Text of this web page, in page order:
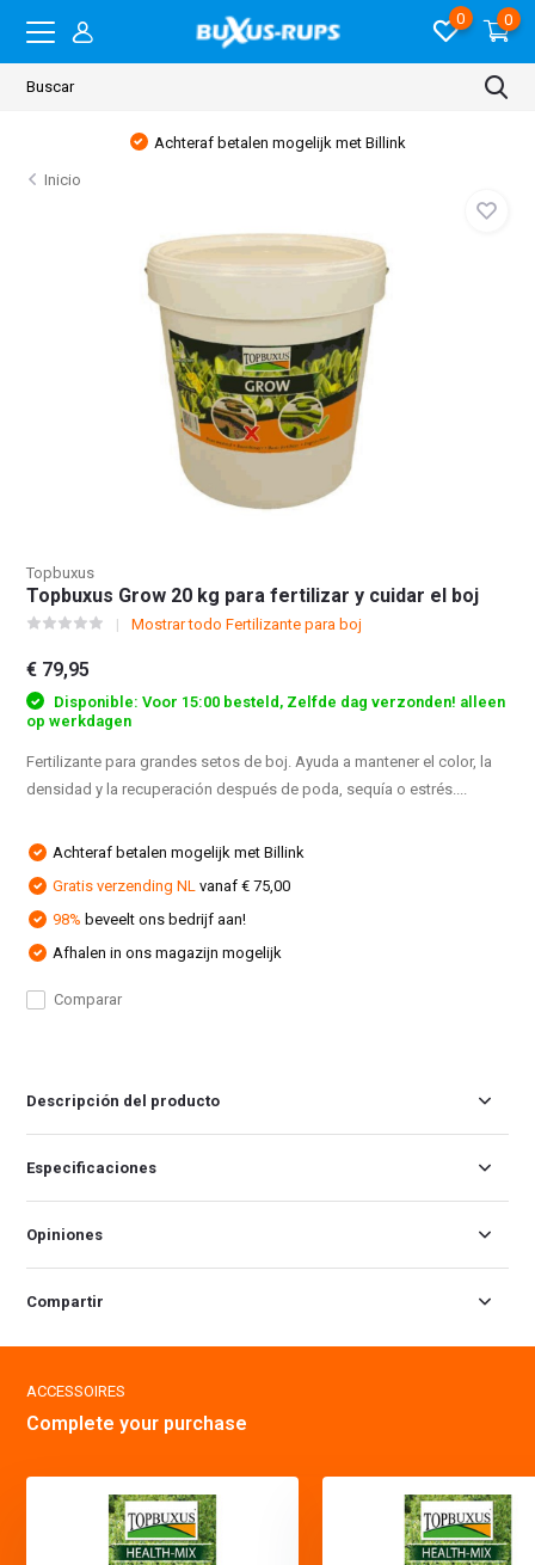
0 0
Achteraf betalen mogelijk met Billink
Inicio
Topbuxus
Topbuxus Grow 20 kg para fertilizar y cuidar el boj
Mostrar todo Fertilizante para boj
€ 79,95
Disponible: Voor 15:00 besteld, Zelfde dag verzonden! alleen
op werkdagen
Fertilizante para grandes setos de boj. Ayuda a mantener el color, la
densidad y la recuperación después de poda, sequía o estrés....
Achteraf betalen mogelijk met Billink
Gratis verzending NL vanaf € 75,00
98% beveelt ons bedrijf aan!
Afhalen in ons magazijn mogelijk
Comparar
Descripción del producto
Especificaciones
Opiniones
Compartir
ACCESSOIRES
Complete your purchase